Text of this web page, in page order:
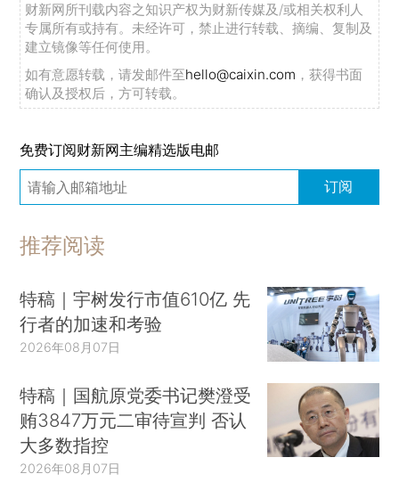
财新网所刊载内容之知识产权为财新传媒及/或相关权利人
专属所有或持有。未经许可，禁止进行转载、摘编、复制及
建立镜像等任何使用。
如有意愿转载，请发邮件至hello@caixin.com ，获得书面
确认及授权后，方可转载。
免费订阅财新网主编精选版电邮
订阅
推荐阅读
特稿｜宇树发行市值610亿 先
行者的加速和考验
2026年08月07日
特稿｜国航原党委书记樊澄受
贿3847万元二审待宣判 否认
大多数指控
2026年08月07日